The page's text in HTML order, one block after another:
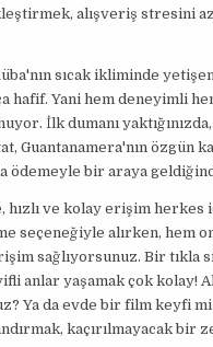
alışveriş stresini
sıcak ikliminde
hafif. Yani hem deneyimli
İlk dumanı
Guantanamera'nın özgün
ödemeyle bir araya
hızlı ve kolay erişim
seçeneğiyle alırken, hem
sağlıyorsunuz. Bir tıkla
anlar yaşamak çok kolay!
Ya da evde bir film keyfi mi
kaçırılmayacak bir